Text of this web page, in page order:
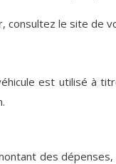
consultez le site de
est utilisé à
des